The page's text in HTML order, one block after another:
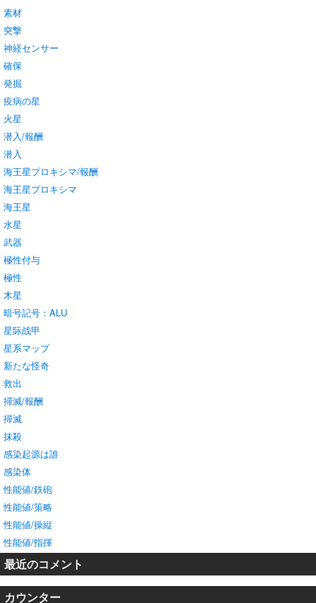
素材
突撃
神経センサー
確保
発掘
疫病の星
火星
潜入/報酬
潜入
海王星プロキシマ/報酬
海王星プロキシマ
海王星
水星
武器
極性付与
極性
木星
暗号記号：ALU
星际战甲
星系マップ
新たな怪奇
救出
掃滅/報酬
掃滅
抹殺
感染起源は誰
感染体
性能値/鉄砲
性能値/策略
性能値/操縦
性能値/指揮
最近のコメント
カウンター